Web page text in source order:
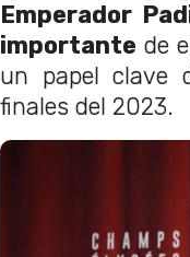
Emperador
importante de
un papel clave
finales del 2023.